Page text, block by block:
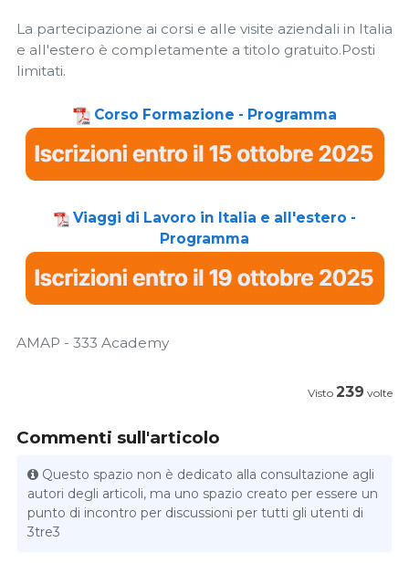
La partecipazione ai corsi e alle visite aziendali in Italia
e all'estero è completamente a titolo gratuito.Posti
limitati.
Corso Formazione - Programma
Viaggi di Lavoro in Italia e all'estero -
Programma
AMAP - 333 Academy
Visto 239 volte
Commenti sull'articolo
Questo spazio non è dedicato alla consultazione agli
autori degli articoli, ma uno spazio creato per essere un
punto di incontro per discussioni per tutti gli utenti di
3tre3